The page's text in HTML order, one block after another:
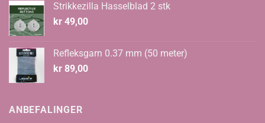
Strikkezilla Hasselblad 2 stk
kr 49,00
Refleksgarn 0.37 mm (50 meter)
kr 89,00
ANBEFALINGER